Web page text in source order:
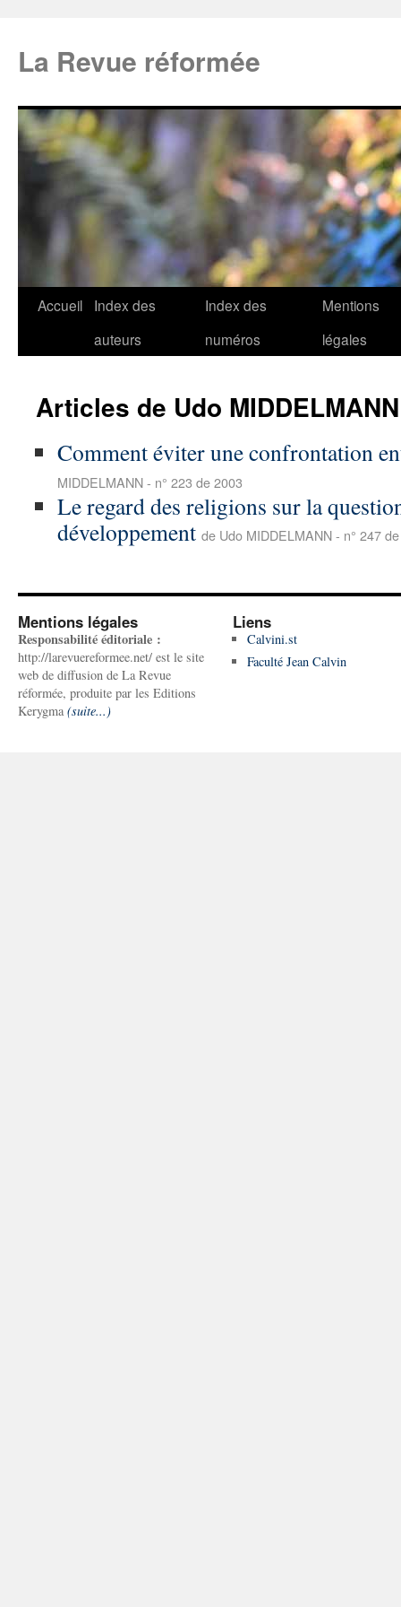
La Revue réformée
Accueil
Index des
auteurs
Index des
numéros
Mentions
légales
Articles de Udo MIDDELMANN
Comment éviter une confrontation
MIDDELMANN - n° 223 de 2003
Le regard des religions sur la
développement de Udo MIDDELMANN - n° 247
Mentions légales
Responsabilité éditoriale :
http://larevuereformee.net/ est le site
web de diffusion de La Revue
réformée, produite par les Editions
Kerygma (suite...)
Liens
Calvini.st
Faculté Jean Calvin